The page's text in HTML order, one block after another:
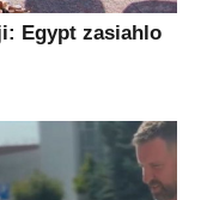
Egypt zasiahlo